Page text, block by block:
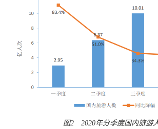
图2 2020年分季度国内旅游